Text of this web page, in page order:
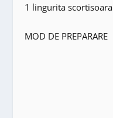
1 lingurita scortisoara
MOD DE PREPARARE